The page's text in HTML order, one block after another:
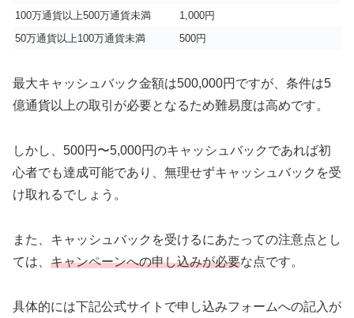
100万通貨以上500万通貨未満
1,000円
50万通貨以上100万通貨未満
500円
最大キャッシュバック金額は500,000円ですが、条件は5
億通貨以上の取引が必要となるため難易度は高めです。
しかし、500円〜5,000円のキャッシュバックであれば初
心者でも達成可能であり、無理せずキャッシュバックを受
け取れるでしょう。
また、キャッシュバックを受けるにあたっての注意点とし
ては、 キャンペーンへの申し込みが必要な点です。
具体的には下記公式サイトで申し込みフォームへの記入が